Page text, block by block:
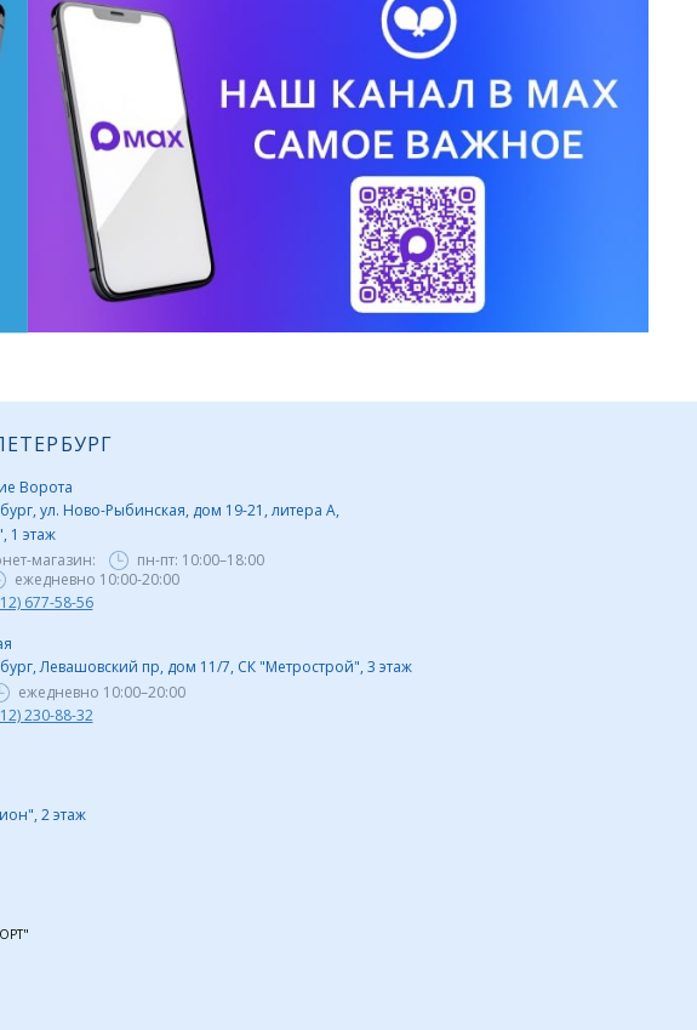
Ворота
ул. Ново-Рыбинская, дом 19-21, литера А,
1 этаж
магазин:
пн-пт: 10:00–18:00
ежедневно 10:00-20:00
677-58-56
Левашовский пр, дом 11/7, СК "Метрострой", 3 этаж
ежедневно 10:00–20:00
230-88-32
2 этаж